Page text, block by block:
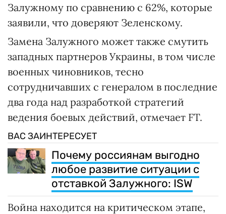
Залужному по сравнению с 62%, которые
заявили, что доверяют Зеленскому.
Замена Залужного может также смутить
западных партнеров Украины, в том числе
военных чиновников, тесно
сотрудничавших с генералом в последние
два года над разработкой стратегий
ведения боевых действий, отмечает FT.
ВАС ЗАИНТЕРЕСУЕТ
Почему россиянам выгодно
любое развитие ситуации с
отставкой Залужного: ISW
Война находится на критическом этапе,